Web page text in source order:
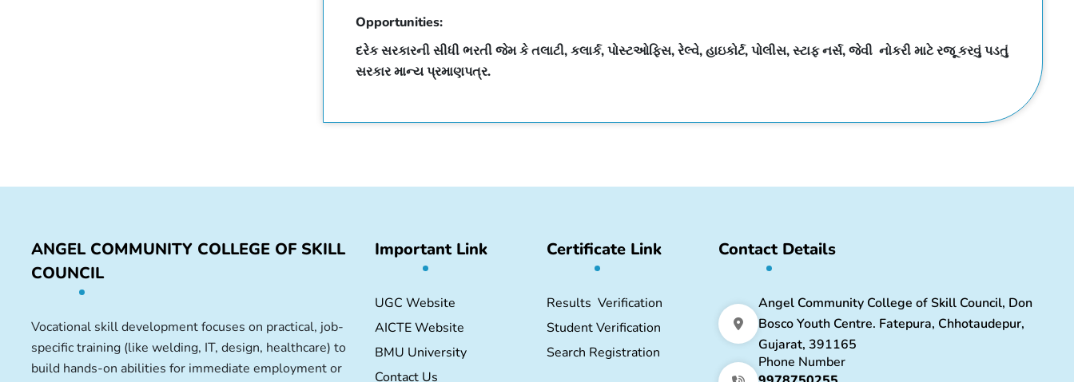
Opportunities:
દરેક સરકારની સીધી ભરતી જેમ કે તલાટી, કલાર્ક, પોસ્ટઓફિસ, રેલ્વે, હાઇકોર્ટ, પોલીસ, સ્ટાફ નર્સ, જેવી નોકરી માટે રજૂ કરવું પડતું
સરકાર માન્ય પ્રમાણપત્ર.
ANGEL COMMUNITY COLLEGE OF SKILL
COUNCIL
Vocational skill development focuses on practical, job-
specific training (like welding, IT, design, healthcare) to
build hands-on abilities for immediate employment or
Important Link
UGC Website
AICTE Website
BMU University
Contact Us
Certificate Link
Results Verification
Student Verification
Search Registration
Contact Details
Angel Community College of Skill Council, Don
Bosco Youth Centre. Fatepura, Chhotaudepur,
Gujarat, 391165
Phone Number